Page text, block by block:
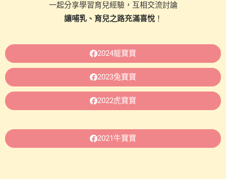
一起分享學習育兒經驗，互相交流討論
讓哺乳、育兒之路充滿喜悅！
2024龍寶寶
2023兔寶寶
2022虎寶寶
2021牛寶寶